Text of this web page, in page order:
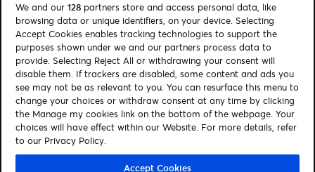
Suchen
Cookie-Einwilligungstool
Autor*innen
Kontakt
Impressum
Tickets
Folge uns:
Visit Facebook (opens in a new window)
Visit Twitter (opens in a new window)
Visit Instagram (opens in a new window)
Visit Youtube (opens in a new window)
Visit Tiktok (opens in a new
Visit Xing (opens in a new
We and our 128 partners store and access personal data, like
browsing data or unique identifiers, on your device. Selecting
Accept Cookies enables tracking technologies to support the
purposes shown under we and our partners process data to
provide. Selecting Reject All or withdrawing your consent will
disable them. If trackers are disabled, some content and ads you
see may not be as relevant to you. You can resurface this menu to
change your choices or withdraw consent at any time by clicking
the Manage my cookies link on the bottom of the webpage. Your
choices will have effect within our Website. For more details, refer
to our Privacy Policy.
Accept Cookies